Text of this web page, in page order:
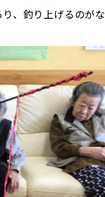
、釣り上げるのがな